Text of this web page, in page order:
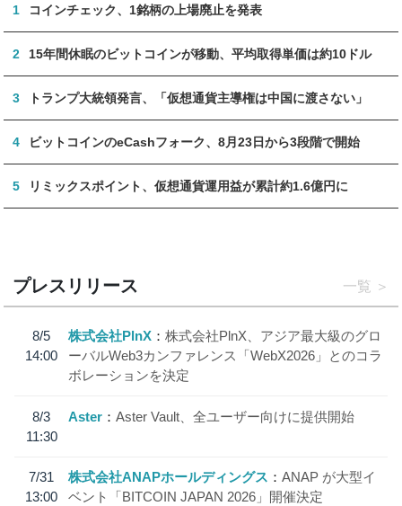
1 コインチェック、1銘柄の上場廃止を発表
2 15年間休眠のビットコインが移動、平均取得単価は約10ドル
3 トランプ大統領発言、「仮想通貨主導権は中国に渡さない」
4 ビットコインのeCashフォーク、8月23日から3段階で開始
5 リミックスポイント、仮想通貨運用益が累計約1.6億円に
プレスリリース 一覧
8/5
14:00
株式会社PlnX
株式会社PlnX、アジア最大級のグロ
ーバルWeb3カンファレンス「WebX2026」とのコラ
ボレーションを決定
8/3
11:30
Aster Aster Vault、全ユーザー向けに提供開始
7/31
13:00
株式会社ANAPホールディングス
ANAP が大型イ
ベント「BITCOIN JAPAN 2026」開催決定